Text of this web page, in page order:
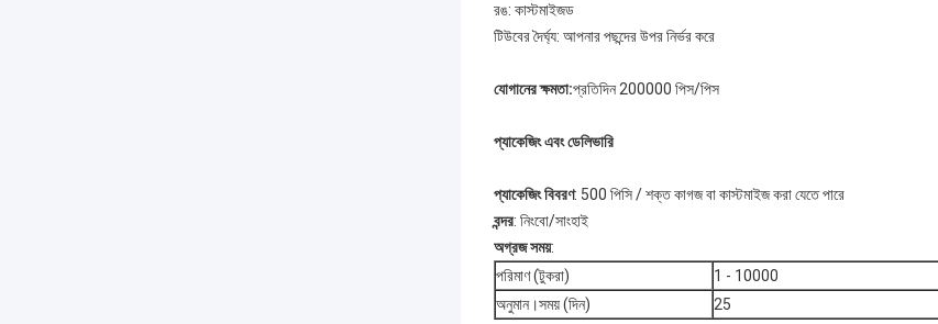
রঙ: কাস্টমাইজড
টিউবের দৈর্ঘ্য: আপনার পছন্দের উপর নির্ভর করে
যোগানের ক্ষমতা:প্রতিদিন 200000 পিস/পিস
প্যাকেজিং এবং ডেলিভারি
প্যাকেজিং বিবরণ: 500 পিসি / শক্ত কাগজ বা কাস্টমাইজ করা যেতে পারে
বন্দর: নিংবো/সাংহাই
অগ্রজ সময়:
পরিমাণ (টুকরা)
1 - 10000
অনুমান।সময় (দিন)
25